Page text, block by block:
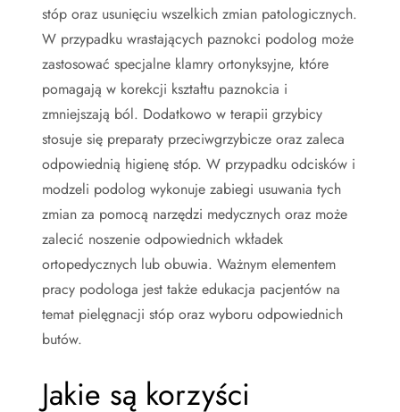
stóp oraz usunięciu wszelkich zmian patologicznych.
W przypadku wrastających paznokci podolog może
zastosować specjalne klamry ortonyksyjne, które
pomagają w korekcji kształtu paznokcia i
zmniejszają ból. Dodatkowo w terapii grzybicy
stosuje się preparaty przeciwgrzybicze oraz zaleca
odpowiednią higienę stóp. W przypadku odcisków i
modzeli podolog wykonuje zabiegi usuwania tych
zmian za pomocą narzędzi medycznych oraz może
zalecić noszenie odpowiednich wkładek
ortopedycznych lub obuwia. Ważnym elementem
pracy podologa jest także edukacja pacjentów na
temat pielęgnacji stóp oraz wyboru odpowiednich
butów.
Jakie są korzyści